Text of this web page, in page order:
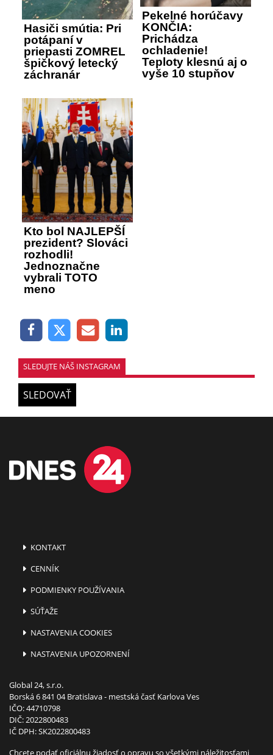
Hasiči smútia: Pri
potápaní v
priepasti ZOMREL
špičkový letecký
záchranár
Pekelné horúčavy
KONČIA:
Prichádza
ochladenie!
Teploty klesnú aj o
vyše 10 stupňov
Kto bol NAJLEPŠÍ
prezident? Slováci
rozhodli!
Jednoznačne
vybrali TOTO
meno
SLEDUJTE NÁŠ INSTAGRAM
SLEDOVAŤ
KONTAKT
CENNÍK
PODMIENKY POUŽÍVANIA
SÚŤAŽE
NASTAVENIA COOKIES
NASTAVENIA UPOZORNENÍ
Global 24, s.r.o.
Borská 6 841 04 Bratislava - mestská časť Karlova Ves
IČO: 44710798
DIČ: 2022800483
IČ DPH: SK2022800483
Chcete podať oficiálnu žiadosť o opravu so všetkými náležitosťami